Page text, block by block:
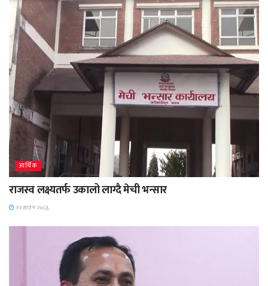
आर्थिक
राजस्व लक्ष्यतर्फ उकालो लाग्दै मेची भन्सार
२२ साउन २०८३,